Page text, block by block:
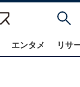
エンタメ リサ